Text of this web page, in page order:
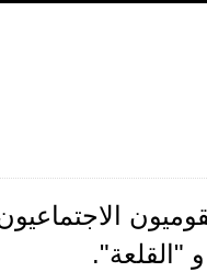
"القلعة".